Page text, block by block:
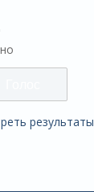
результаты